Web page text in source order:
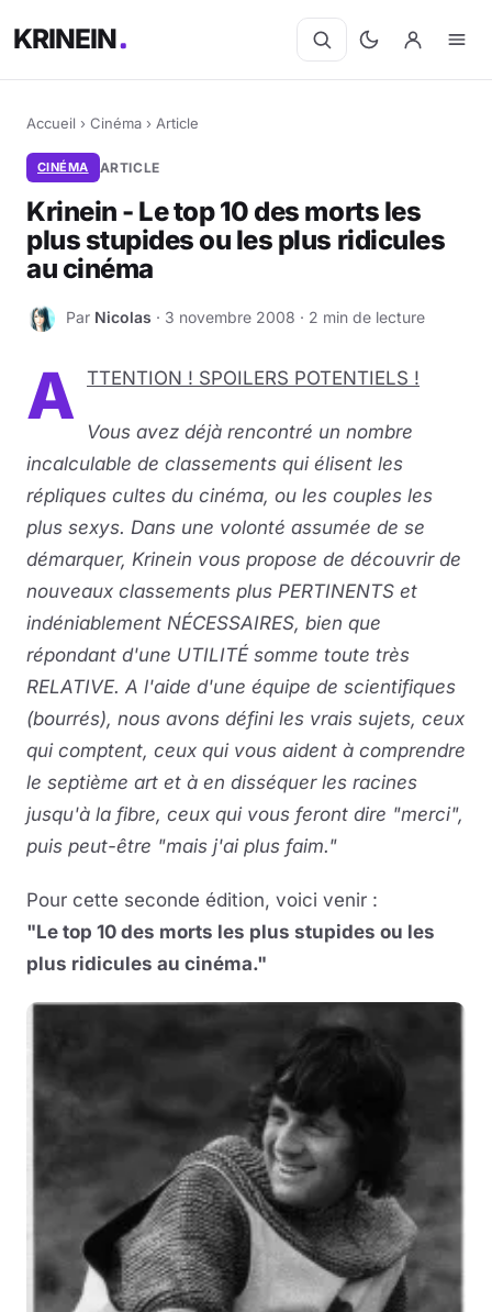
KRINEIN
Accueil › Cinéma › Article
CINÉMA ARTICLE
Krinein - Le top 10 des morts les
plus stu­pides ou les plus ri­di­cules
au ci­né­ma
N Par Nicolas · 3 novembre 2008 · 2 min de lecture
A TTENTION ! SPOILERS POTENTIELS !
Vous avez déjà rencontré un nombre
incalculable de classements qui élisent les
répliques cultes du cinéma, ou les couples les
plus sexys. Dans une volonté assumée de se
démarquer, Krinein vous propose de découvrir de
nouveaux classements plus PERTINENTS et
indéniablement NÉCESSAIRES, bien que
répondant d'une UTILITÉ somme toute très
RELATIVE. A l'aide d'une équipe de scientifiques
(bourrés), nous avons défini les vrais sujets, ceux
qui comptent, ceux qui vous aident à comprendre
le septième art et à en disséquer les racines
jusqu'à la fibre, ceux qui vous feront dire "merci",
puis peut-être "mais j'ai plus faim."
Pour cette seconde édition, voici venir :
"Le top 10 des morts les plus stupides ou les
plus ridicules au cinéma."